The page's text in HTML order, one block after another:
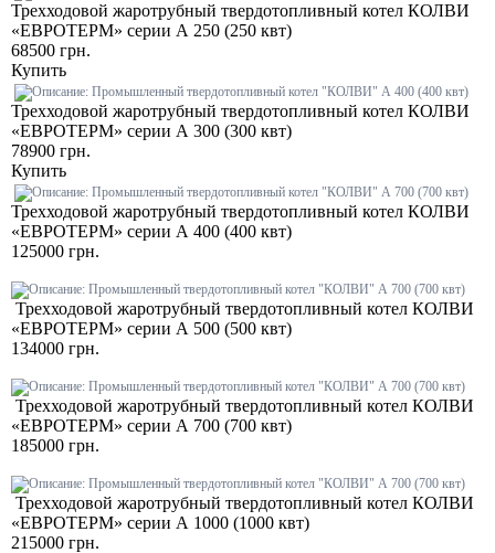
Трехходовой жаротрубный твердотопливный котел КОЛВИ
«ЕВРОТЕРМ» серии А 250 (250 квт)
68500 грн.
Купить
Трехходовой жаротрубный твердотопливный котел КОЛВИ
«ЕВРОТЕРМ» серии А 300 (300 квт)
78900 грн.
Купить
Трехходовой жаротрубный твердотопливный котел КОЛВИ
«ЕВРОТЕРМ» серии А 400 (400 квт)
125000 грн.
Трехходовой жаротрубный твердотопливный котел КОЛВИ
«ЕВРОТЕРМ» серии А 500 (500 квт)
134000 грн.
Трехходовой жаротрубный твердотопливный котел КОЛВИ
«ЕВРОТЕРМ» серии А 700 (700 квт)
185000 грн.
Трехходовой жаротрубный твердотопливный котел КОЛВИ
«ЕВРОТЕРМ» серии А 1000 (1000 квт)
215000 грн.